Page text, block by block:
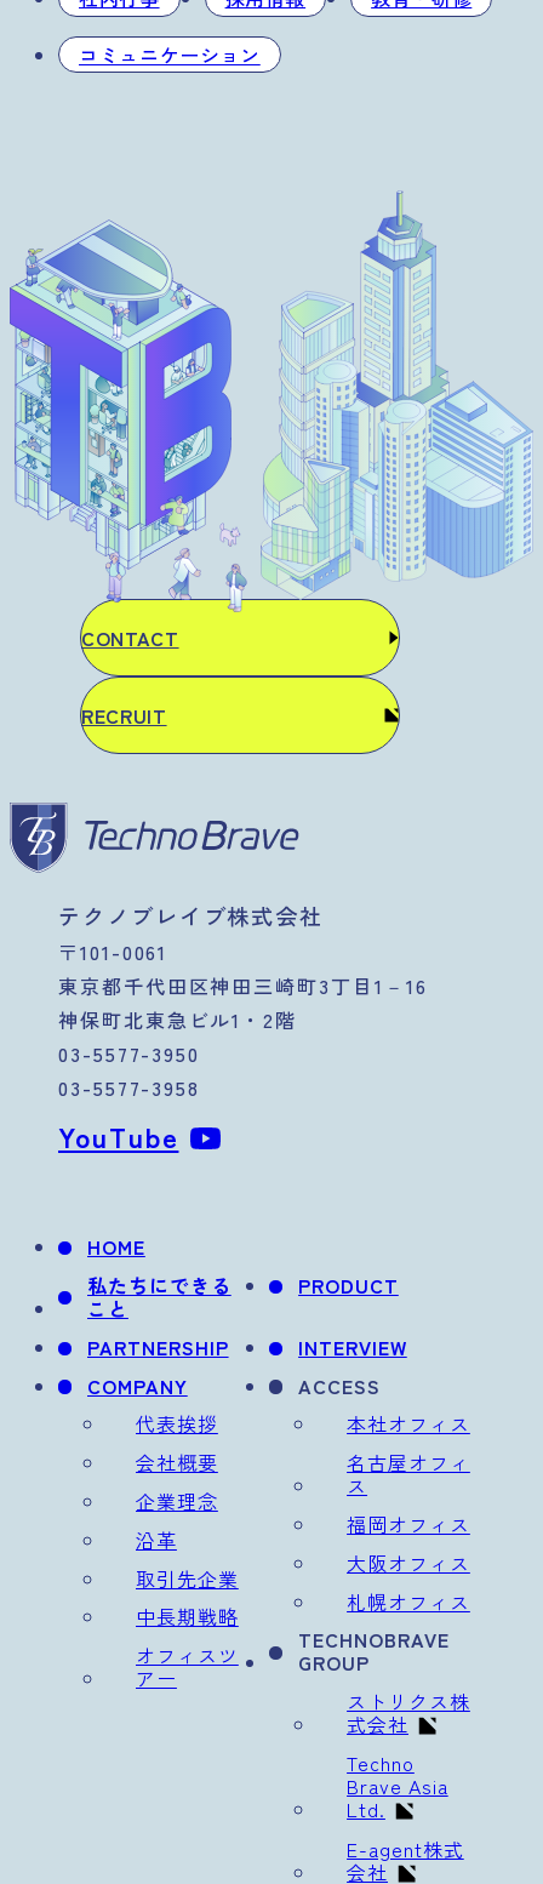
コミュニケーション
CONTACT
RECRUIT
テクノブレイブ株式会社
〒101-0061
東京都千代田区神田三崎町3丁目1－16
神保町北東急ビル1・2階
03-5577-3950
03-5577-3958
YouTube
HOME
私たちにできる
こと
PRODUCT
PARTNERSHIP
INTERVIEW
COMPANY
代表挨拶
会社概要
企業理念
沿革
取引先企業
中長期戦略
オフィスツ
アー
ACCESS
本社オフィス
名古屋オフィ
ス
福岡オフィス
大阪オフィス
札幌オフィス
TECHNOBRAVE
GROUP
ストリクス株
式会社
Techno
Brave Asia
Ltd.
E-agent株式
会社